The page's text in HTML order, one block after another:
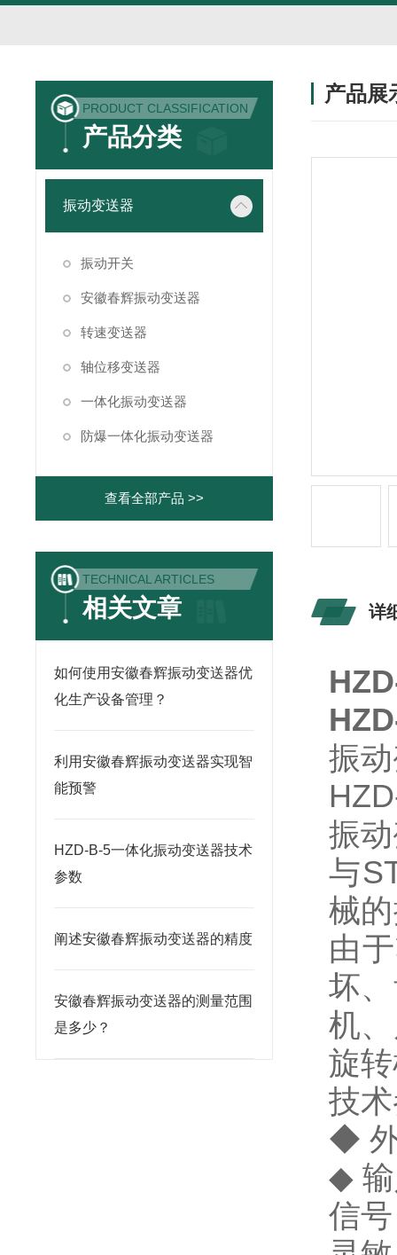
PRODUCT CLASSIFICATION
产品分类
振动变送器
振动开关
安徽春辉振动变送器
转速变送器
轴位移变送器
一体化振动变送器
防爆一体化振动变送器
查看全部产品 >>
TECHNICAL ARTICLES
相关文章
如何使用安徽春辉振动变送器优
化生产设备管理？
利用安徽春辉振动变送器实现智
能预警
HZD-B-5一体化振动变送器技术
参数
阐述安徽春辉振动变送器的精度
安徽春辉振动变送器的测量范围
是多少？
产品展
详
振
振
与
械
由
坏
机
旋
技
◆
◆
信